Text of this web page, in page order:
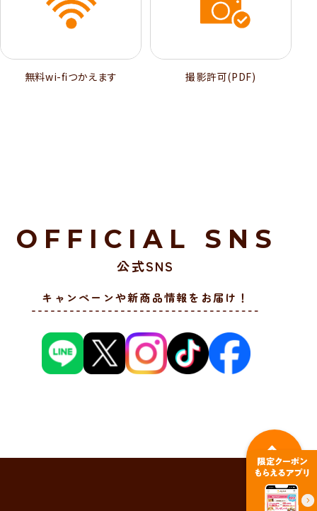
無料wi-ﬁつかえます 撮影許可(PDF)
OFFICIAL SNS
公式SNS
キャンペーンや新商品情報をお届け！
PAGE TOP